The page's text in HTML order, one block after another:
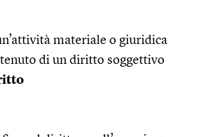
materiale o giuridica
di un diritto soggettivo